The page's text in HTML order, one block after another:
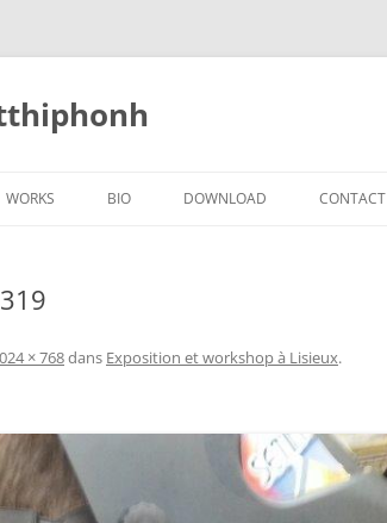
WORKS
CERNUNNOS
CHRYSALIDE
COCON
BIO DOWNLOAD CONTACT
× 768dans Exposition et workshop à Lisieux.